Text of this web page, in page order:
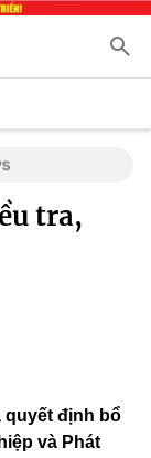
tra,
quyết định bổ
và Phát